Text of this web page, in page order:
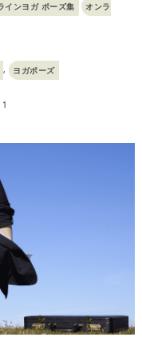
インヨガ ポーズ集 オンラ
, ヨガポーズ